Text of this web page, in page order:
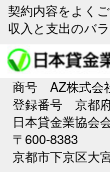
契約内容をよくご
収入と支出のバ
商号 AZ株式
登録番号 京都
日本貸金業協
〒600-8383
京都市下京区大